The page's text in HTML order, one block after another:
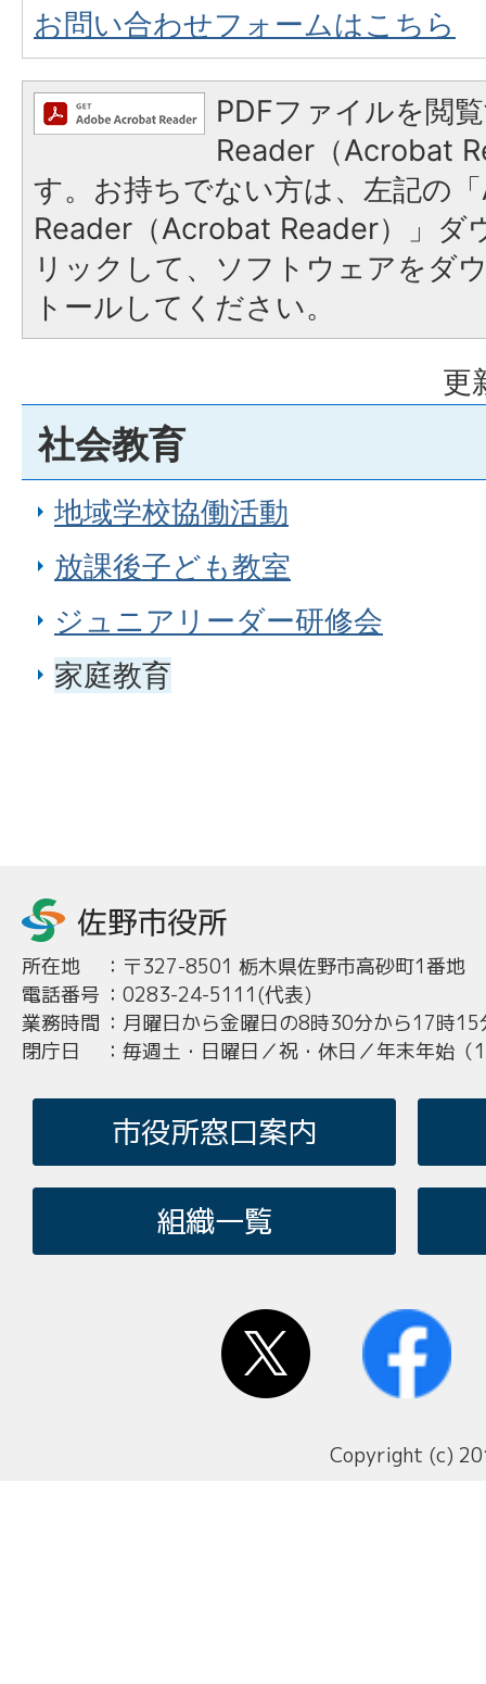
お問い合わせフォームはこちら
PDFファイルを閲
Reader（Acrobat
す。お持ちでない方は、左記の
Reader（Acrobat Reader）」ダ
リックして、ソフトウェアをダ
トールしてください。
更
社会教育
地域学校協働活動
放課後子ども教室
ジュニアリーダー研修会
家庭教育
所在地 ： 〒327-8501 栃木県佐野市高砂町1番地
電話番号 ： 0283-24-5111(代表)
業務時間 ： 月曜日から金曜日の8時30分から17時15
閉庁日
： 毎週土・日曜日／祝・休日／年末年始
市役所窓口案内
組織一覧
Copyright (c)